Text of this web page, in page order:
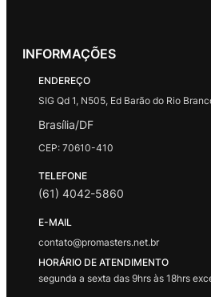
INFORMAÇÕES
ENDEREÇO
SIG Qd 1, N505, Ed Barão do Rio
Brasília/DF
CEP: 70610-410
TELEFONE
(61) 4042-5860
E-MAIL
contato@promasters.net.br
HORÁRIO DE ATENDIMENTO
segunda a sexta das 9hrs às 18hrs